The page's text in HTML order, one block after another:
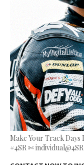
Make Your Track Days
#4SR ✄